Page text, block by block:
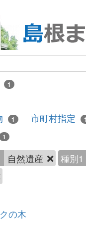
1
1 市町村指定
1
自然遺産
種別1
の木